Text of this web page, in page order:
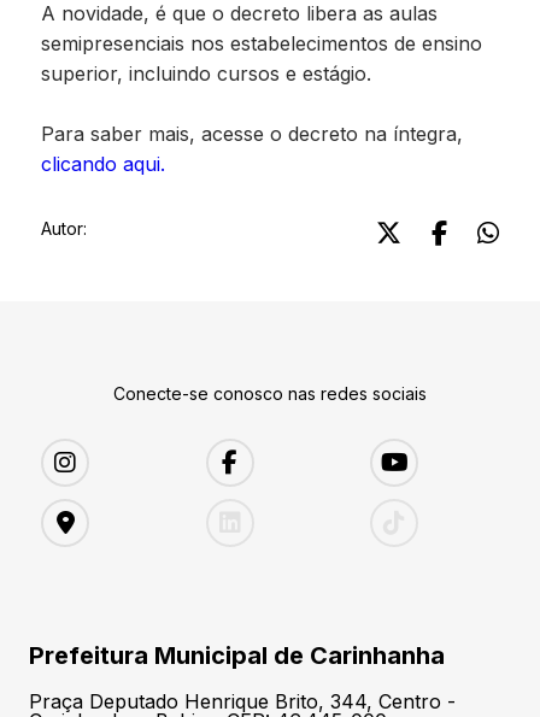
A novidade, é que o decreto libera as aulas
semipresenciais nos estabelecimentos de ensino
superior, incluindo cursos e estágio.
Para saber mais, acesse o decreto na íntegra,
clicando aqui.
Autor:
Conecte-se conosco nas redes sociais
Prefeitura Municipal de Carinhanha
Praça Deputado Henrique Brito, 344, Centro -